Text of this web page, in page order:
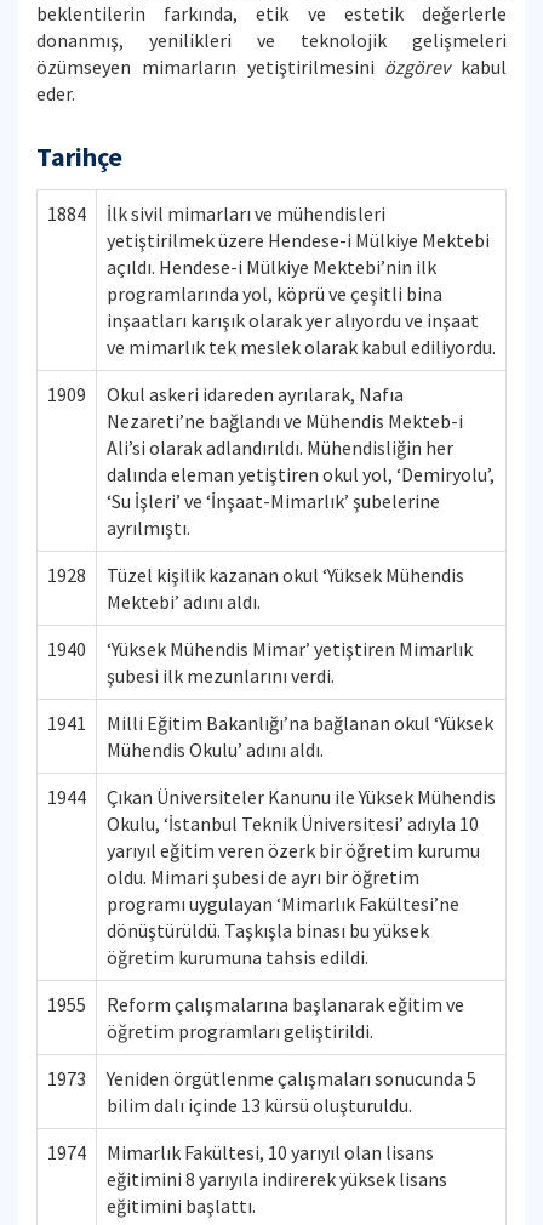
beklentilerin farkında, etik ve estetik değerlerle
donanmış, yenilikleri ve teknolojik gelişmeleri
özümseyen mimarların yetiştirilmesini özgörevkabul
eder.
Tarihçe
1884
İlk sivil mimarları ve mühendisleri
yetiştirilmek üzere Hendese-i Mülkiye Mektebi
açıldı. Hendese-i Mülkiye Mektebi’nin ilk
programlarında yol, köprü ve çeşitli bina
inşaatları karışık olarak yer alıyordu ve inşaat
ve mimarlık tek meslek olarak kabul ediliyordu.
1909
Okul askeri idareden ayrılarak, Nafıa
Nezareti’ne bağlandı ve Mühendis Mekteb-i
Ali’si olarak adlandırıldı. Mühendisliğin her
dalında eleman yetiştiren okul yol, ‘Demiryolu’,
‘Su İşleri’ ve ‘İnşaat-Mimarlık’ şubelerine
ayrılmıştı.
1928
Tüzel kişilik kazanan okul ‘Yüksek Mühendis
Mektebi’ adını aldı.
1940
‘Yüksek Mühendis Mimar’ yetiştiren Mimarlık
şubesi ilk mezunlarını verdi.
1941
Milli Eğitim Bakanlığı’na bağlanan okul ‘Yüksek
Mühendis Okulu’ adını aldı.
1944
Çıkan Üniversiteler Kanunu ile Yüksek Mühendis
Okulu, ‘İstanbul Teknik Üniversitesi’ adıyla 10
yarıyıl eğitim veren özerk bir öğretim kurumu
oldu. Mimari şubesi de ayrı bir öğretim
programı uygulayan ‘Mimarlık Fakültesi’ne
dönüştürüldü. Taşkışla binası bu yüksek
öğretim kurumuna tahsis edildi.
1955
Reform çalışmalarına başlanarak eğitim ve
öğretim programları geliştirildi.
1973
Yeniden örgütlenme çalışmaları sonucunda 5
bilim dalı içinde 13 kürsü oluşturuldu.
1974
Mimarlık Fakültesi, 10 yarıyıl olan lisans
eğitimini 8 yarıyıla indirerek yüksek lisans
eğitimini başlattı.